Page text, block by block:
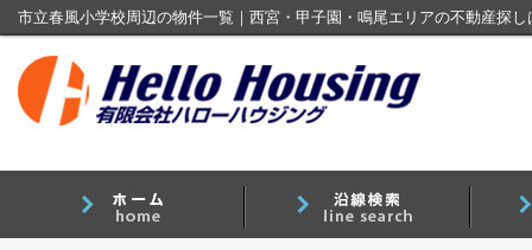
市立春風小学校周辺の物件一覧｜西宮・甲子園・鳴尾エリアの不動産探